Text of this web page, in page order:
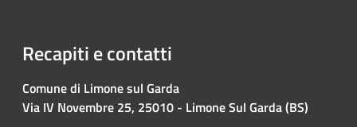
Recapiti e contatti
Comune di Limone sul Garda
Via IV Novembre 25, 25010 - Limone Sul Garda (BS)